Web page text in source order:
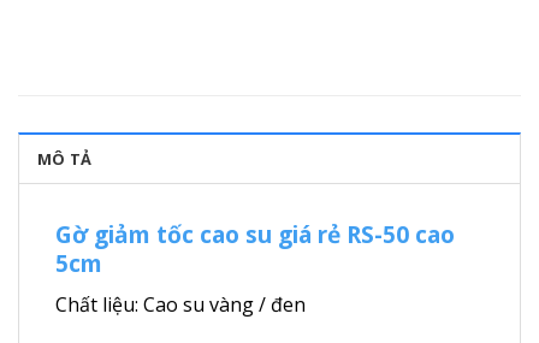
MÔ TẢ
Gờ giảm tốc cao su giá rẻ RS-50 cao
5cm
Chất liệu: Cao su vàng / đen